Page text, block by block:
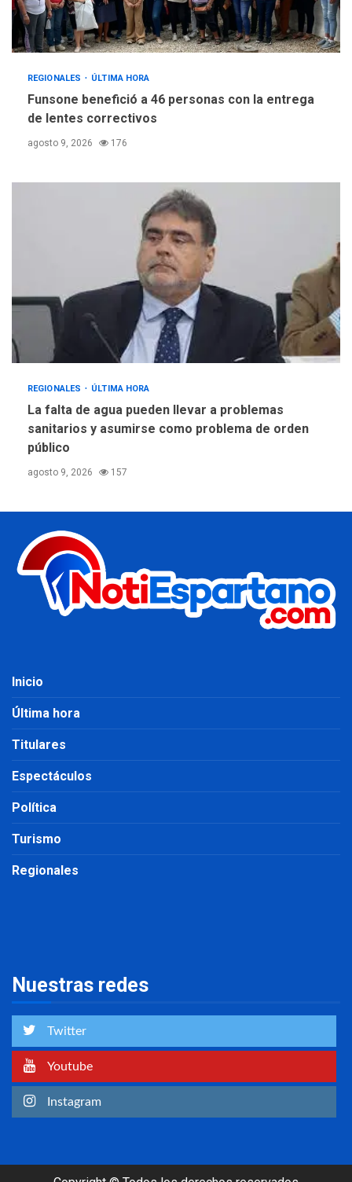
REGIONALES ÚLTIMA HORA
Funsone benefició a 46 personas con la entrega
de lentes correctivos
agosto 9, 2026 176
REGIONALES ÚLTIMA HORA
La falta de agua pueden llevar a problemas
sanitarios y asumirse como problema de orden
público
agosto 9, 2026 157
Inicio
Última hora
Titulares
Espectáculos
Política
Turismo
Regionales
Nuestras redes
Twitter
Youtube
Instagram